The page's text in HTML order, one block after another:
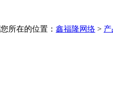
您所在的位置： 鑫福隆网络 >